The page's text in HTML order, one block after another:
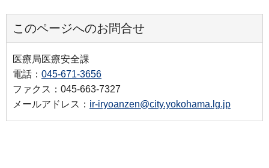
このページへのお問合せ
医療局医療安全課
電話： 045-671-3656
ファクス：045-663-7327
メールアドレス： ir-iryoanzen@city.yokohama.lg.jp